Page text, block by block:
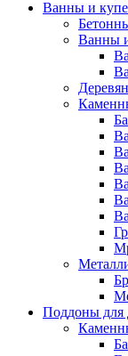
Ванны и
Ванны
Поддоны для